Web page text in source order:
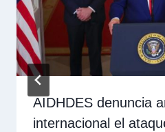
AIDHDES denuncia
internacional el